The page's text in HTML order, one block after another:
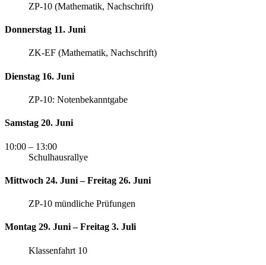
ZP-10 (Mathematik, Nachschrift)
Donnerstag 11. Juni
ZK-EF (Mathematik, Nachschrift)
Dienstag 16. Juni
ZP-10: Notenbekanntgabe
Samstag 20. Juni
10:00 – 13:00
Schulhausrallye
Mittwoch 24. Juni – Freitag 26. Juni
ZP-10 mündliche Prüfungen
Montag 29. Juni – Freitag 3. Juli
Klassenfahrt 10